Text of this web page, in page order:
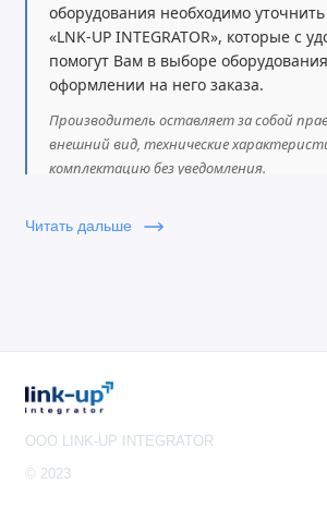
оборудования необходимо
«LNK-UP INTEGRATOR», которые с
помогут Вам в выборе
оформлении на него заказа.
Производитель оставляет за собой
внешний вид, технические
комплектацию без уведомления.
Читать дальше
OOO LINK-UP INTEGRATOR
© 2023